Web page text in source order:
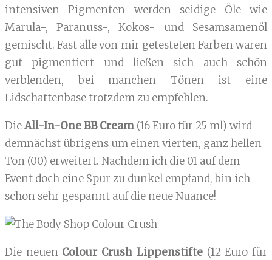
intensiven Pigmenten werden seidige Öle wie
Marula-, Paranuss-, Kokos- und Sesamsamenöl
gemischt. Fast alle von mir getesteten Farben waren
gut pigmentiert und ließen sich auch schön
verblenden, bei manchen Tönen ist eine
Lidschattenbase trotzdem zu empfehlen.
DieAll-In-One BB Cream (16 Euro für 25 ml) wird
demnächst übrigens um einen vierten, ganz hellen
Ton (00) erweitert. Nachdem ich die 01 auf dem
Event doch eine Spur zu dunkel empfand, bin ich
schon sehr gespannt auf die neue Nuance!
Die neuen Colour Crush Lippenstifte(12 Euro für